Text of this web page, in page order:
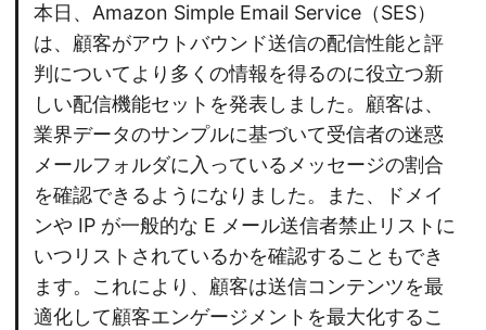
本日、Amazon Simple Email Service（SES）
は、顧客がアウトバウンド送信の配信性能と評
判についてより多くの情報を得るのに役立つ新
しい配信機能セットを発表しました。顧客は、
業界データのサンプルに基づいて受信者の迷惑
メールフォルダに入っているメッセージの割合
を確認できるようになりました。また、ドメイ
ンや IP が一般的な E メール送信者禁止リストに
いつリストされているかを確認することもでき
ます。これにより、顧客は送信コンテンツを最
適化して顧客エンゲージメントを最大化するこ